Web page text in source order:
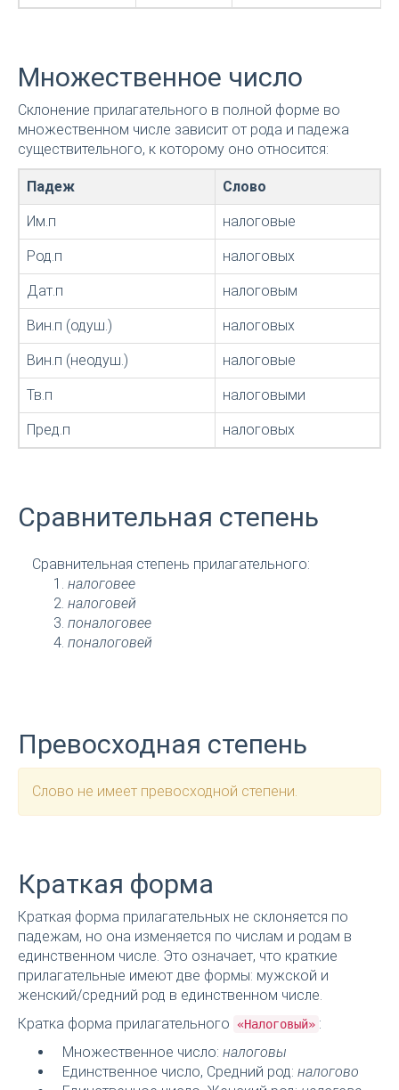
Множественное число
Склонение прилагательного в полной форме во
множественном числе зависит от рода и падежа
существительного, к которому оно относится:
Падеж Слово
Им.п налоговые
Род.п налоговых
Дат.п налоговым
Вин.п (одуш.) налоговых
Вин.п (неодуш.) налоговые
Тв.п налоговыми
Пред.п налоговых
Сравнительная степень
Сравнительная степень прилагательного:
налоговее
налоговей
поналоговее
поналоговей
Превосходная степень
Слово не имеет превосходной степени.
Краткая форма
Краткая форма прилагательных не склоняется по
падежам, но она изменяется по числам и родам в
единственном числе. Это означает, что краткие
прилагательные имеют две формы: мужской и
женский/средний род в единственном числе.
Кратка форма прилагательного
«Налоговый» :
Множественное число: налоговы
Единственное число, Средний род: налогово